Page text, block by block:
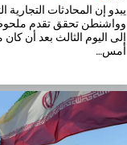
يبدو إن المحادثات
وواشنطن تحقق تقدم
إلى اليوم الثالث بعد أن
أمس…